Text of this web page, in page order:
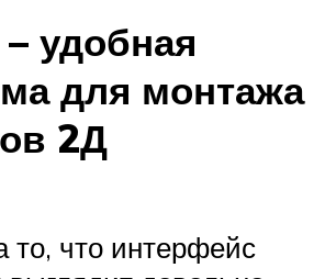
удобная
для монтажа
2Д
то, что интерфейс